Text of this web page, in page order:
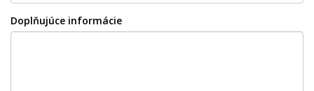
Doplňujúce informácie